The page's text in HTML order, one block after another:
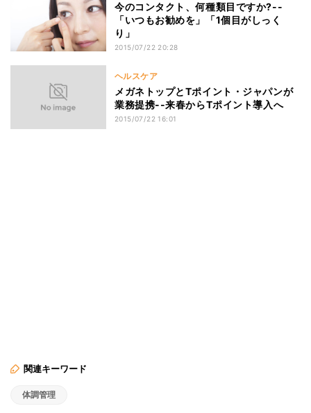
今のコンタクト、何種類目ですか?--
「いつもお勧めを」「1個目がしっく
り」
2015/07/22 20:28
ヘルスケア
メガネトップとTポイント・ジャパンが
業務提携--来春からTポイント導入へ
2015/07/22 16:01
関連キーワード
体調管理